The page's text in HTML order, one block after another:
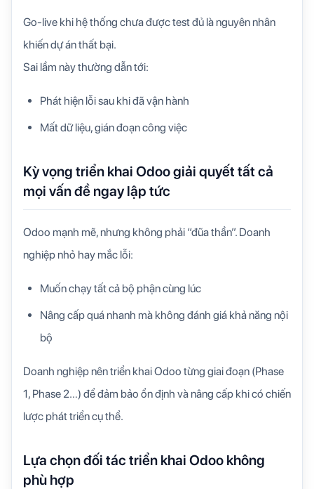
Go-live khi hệ thống chưa được test đủ là nguyên nhân
khiến dự án thất bại.
Sai lầm này thường dẫn tới:
Phát hiện lỗi sau khi đã vận hành
Mất dữ liệu, gián đoạn công việc
Kỳ vọng triển khai Odoo giải quyết tất cả
mọi vấn đề ngay lập tức
Odoo mạnh mẽ, nhưng không phải “đũa thần”. Doanh
nghiệp nhỏ hay mắc lỗi:
Muốn chạy tất cả bộ phận cùng lúc
Nâng cấp quá nhanh mà không đánh giá khả năng nội
bộ
Doanh nghiệp nên triển khai Odoo từng giai đoạn (Phase
1, Phase 2…) để đảm bảo ổn định và nâng cấp khi có chiến
lược phát triển cụ thể.
Lựa chọn đối tác triển khai Odoo không
phù hợp